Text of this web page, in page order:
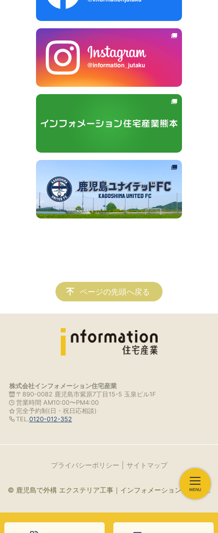
ページの先頭へ戻る
株式会社インフォメーション住宅産業
〒890-0082 鹿児島市紫原7丁目15-5 玉泉ビル1F
営業時間 AM10:00〜PM4:00
完全予約制(日・祝日応相談)
TEL.0120-012-352
プライバシーポリシー サイトマップ
© 鹿児島で外構 エクステリア工事｜インフォメーション住宅産業.